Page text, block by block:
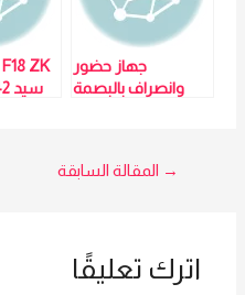
جهاز حضور
وانصراف بالبصمة
سيد 01023629342
تصفّح
→ المقالة السابقة
اترك تعليقًا